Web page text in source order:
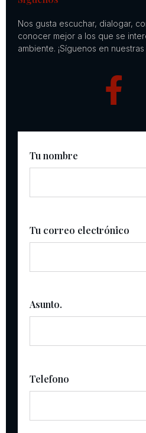
Nos gusta escuchar, dialogar,
conocer mejor a los que se
ambiente. ¡Síguenos en
Tu nombre
Tu correo electrónico
Asunto.
Telefono